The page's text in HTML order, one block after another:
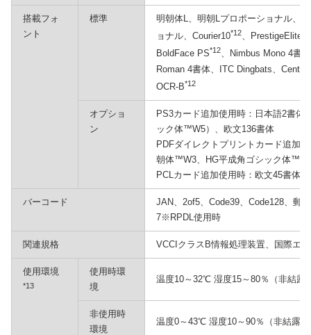
搭載フォ
ント
標準
明朝体L、明朝Lプロポーショナル、
ョナル、Courier10*12、PrestigeElite12
BoldFace PS*12、Nimbus Mono 4書
Roman 4書体、ITC Dingbats、
OCR-B*12
オプショ
ン
PS3カード追加使用時：日本語2書
ック体™W5）、欧文136書体
PDFダイレクトプリントカード追加
朝体™W3、HG平成角ゴシック体
PCLカード追加使用時：欧文45書体
バーコード
JAN、2of5、Code39、Code128、郵
7※RPDL使用時
関連規格 VCCIクラスB情報処理装置、国際エ
使用環境
*13
使用時環
境
温度10～32℃ 湿度15～80％（非結露
非使用時
環境
温度0～43℃ 湿度10～90％（非結露）